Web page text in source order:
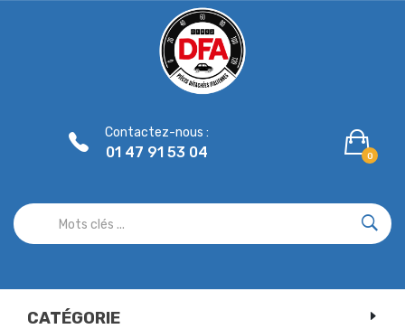
0
Contactez-nous :
01 47 91 53 04
CATÉGORIE
Panneau de gestion des cookies